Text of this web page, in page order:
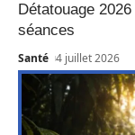
Détatouage
séances
Santé 4 juillet 2026